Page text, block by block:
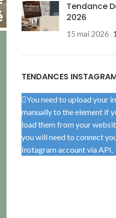
Tendance
2026
15 mai 2026
TENDANCES
You need to upload your
manually to the element if
load them from your
you will need to connect
Instagram account via API.